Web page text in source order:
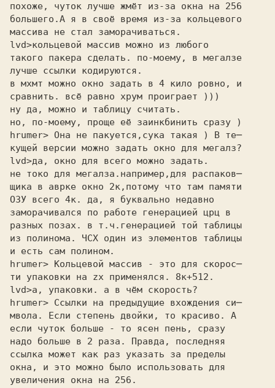
похоже, чуток лучше жмёт из-за окна на 256
большего.А я в своё время из-за кольцевого
массива не стал заморачиваться.
lvd>
такого пакера сделать. по-моему, в мегалзе
лучше ссылки кодируются.
в мхмт можно окно задать в 4 кило ровно, и
сравнить. всё равно хрум проиграет )))
ну да, можно и таблицу считать.
но, по-моему, проще её заинкбинить сразу )
hrumer> Она не пакуется,сука такая ) В те─
кущей версии можно задать окно для мегалз?
lvd>
не токо для мегалза.например,для распаков─
щика в аврке окно 2к,потому что там памяти
ОЗУ всего 4к. да, я буквально недавно
заморачивался по работе генерацией црц в
разных позах. в т.ч.генерацией той таблицы
из полинома. ЧСХ один из элементов таблицы
и есть сам полином.
hrumer> Кольцевой массив - это для скорос─
ти упаковки на zx применялся. 8к+512.
lvd>
hrumer> Ссылки на предыдущие вхождения си─
мвола. Если степень двойки, то красиво. А
если чуток больше - то ясен пень, сразу
надо больше в 2 раза. Правда, последняя
ссылка может как раз указать за пределы
окна, и это можно было использовать для
увеличения окна на 256.